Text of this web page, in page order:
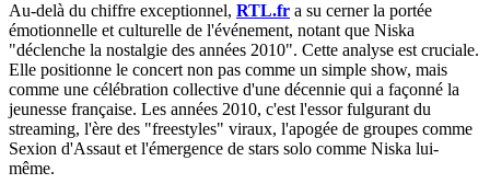
Au-delà du chiffre exceptionnel, RTL.fr a su cerner la portée
émotionnelle et culturelle de l'événement, notant que Niska
"déclenche la nostalgie des années 2010". Cette analyse est cruciale.
Elle positionne le concert non pas comme un simple show, mais
comme une célébration collective d'une décennie qui a façonné la
jeunesse française. Les années 2010, c'est l'essor fulgurant du
streaming, l'ère des "freestyles" viraux, l'apogée de groupes comme
Sexion d'Assaut et l'émergence de stars solo comme Niska lui-
même.